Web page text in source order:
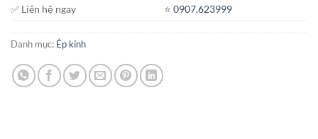
✅ Liên hệ ngay
⭐️0907.623999
Danh mục: Ép kính